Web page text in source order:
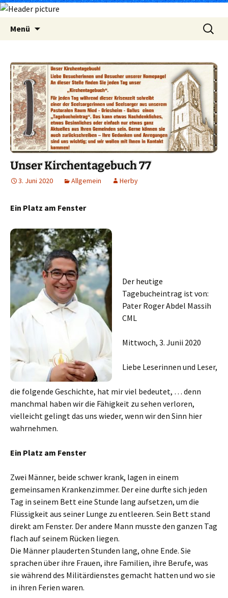
Menü
Suchen
nach:
Unser Kirchentagebuch 77
3. Juni 2020 Allgemein Herby
Ein Platz am Fenster
Der heutige
Tagebucheintrag ist von:
Pater Roger Abdel Massih
CML
Mittwoch, 3. Junii 2020
Liebe Leserinnen und Leser,
die folgende Geschichte, hat mir viel bedeutet, … denn
manchmal haben wir die Fähigkeit zu sehen verloren,
vielleicht gelingt das uns wieder, wenn wir den Sinn hier
wahrnehmen.
Ein Platz am Fenster
Zwei Männer, beide schwer krank, lagen in einem
gemeinsamen Krankenzimmer. Der eine durfte sich jeden
Tag in seinem Bett eine Stunde lang aufsetzen, um die
Flüssigkeit aus seiner Lunge zu entleeren. Sein Bett stand
direkt am Fenster. Der andere Mann musste den ganzen Tag
flach auf seinem Rücken liegen.
Die Männer plauderten Stunden lang, ohne Ende. Sie
sprachen über ihre Frauen, ihre Familien, ihre Berufe, was
sie während des Militärdienstes gemacht hatten und wo sie
in ihren Ferien waren.